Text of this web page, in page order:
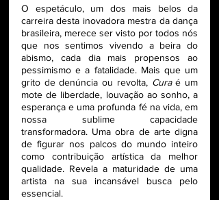
O espetáculo, um dos mais belos da
carreira desta inovadora mestra da dança
brasileira, merece ser visto por todos nós
que nos sentimos vivendo a beira do
abismo, cada dia mais propensos ao
pessimismo e a fatalidade. Mais que um
grito de denúncia ou revolta, Cura é um
mote de liberdade, louvação ao sonho, a
esperança e uma profunda fé na vida, em
nossa sublime capacidade
transformadora. Uma obra de arte digna
de figurar nos palcos do mundo inteiro
como contribuição artística da melhor
qualidade. Revela a maturidade de uma
artista na sua incansável busca pelo
essencial.